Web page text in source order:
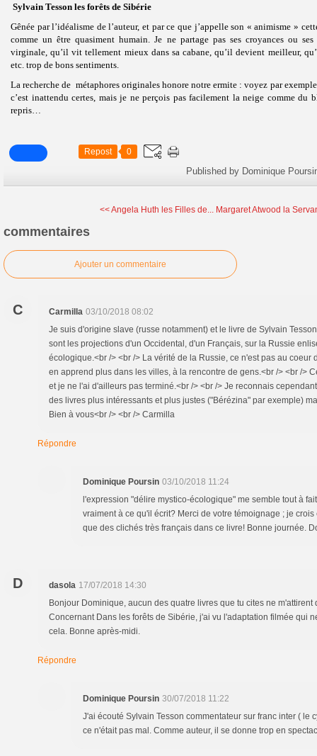
Sylvain Tesson les forêts de Sibérie
Gênée par l’idéalisme de l’auteur, et par ce que j’appelle son « animisme »
comme un être quasiment humain. Je ne partage pas ses croyances ou
virginale, qu’il vit tellement mieux dans sa cabane, qu’il devient meilleur,
etc. trop de bons sentiments.
La recherche de métaphores originales honore notre ermite : voyez par
c’est inattendu certes, mais je ne perçois pas facilement la neige comme du
repris…
Repost 0
Published by Dominique
<< Angela Huth les Filles de... Margaret Atwood la
commentaires
Ajouter un commentaire
C Carmilla 03/10/2018 08:02
Je suis d'origine slave (russe notamment) et le livre de Sylvain
sont les projections d'un Occidental, d'un Français, sur la Russie
écologique.<br /> <br /> La vérité de la Russie, ce n'est pas au coeur
en apprend plus dans les villes, à la rencontre de gens.<br /> <br />
et je ne l'ai d'ailleurs pas terminé.<br /> <br /> Je reconnais
des livres plus intéressants et plus justes ("Bérézina" par exemple)
Bien à vous<br /> <br /> Carmilla
Répondre
Dominique Poursin 03/10/2018 11:24
l'expression "délire mystico-écologique" me semble tout à
vraiment à ce qu'il écrit? Merci de votre témoignage ; je
que des clichés très français dans ce livre! Bonne journée.
D dasola 17/07/2018 14:30
Bonjour Dominique, aucun des quatre livres que tu cites ne m'attirent
Concernant Dans les forêts de Sibérie, j'ai vu l'adaptation filmée qui
cela. Bonne après-midi.
Répondre
Dominique Poursin 30/07/2018 11:22
J'ai écouté Sylvain Tesson commentateur sur franc inter ( le
ce n'était pas mal. Comme auteur, il se donne trop en